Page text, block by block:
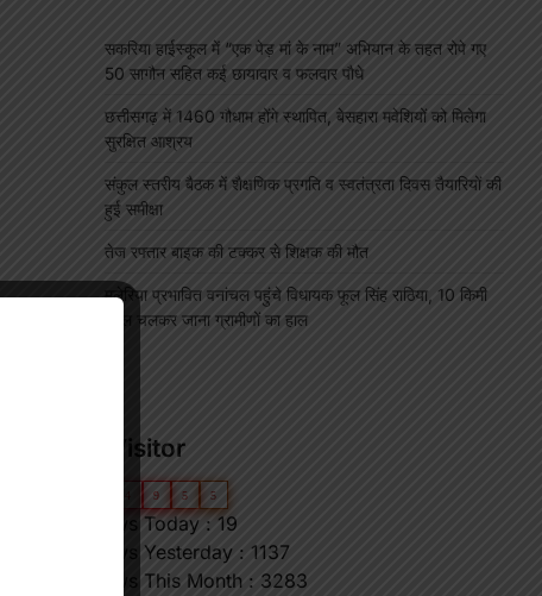
सकरिया हाईस्कूल में “एक पेड़ मां के नाम” अभियान के तहत रोपे गए
50 सागौन सहित कई छायादार व फलदार पौधे
छत्तीसगढ़ में 1460 गौधाम होंगे स्थापित, बेसहारा मवेशियों को मिलेगा
सुरक्षित आश्रय
संकुल स्तरीय बैठक में शैक्षणिक प्रगति व स्वतंत्रता दिवस तैयारियों की
हुई समीक्षा
तेज रफ्तार बाइक की टक्कर से शिक्षक की मौत
मलेरिया प्रभावित वनांचल पहुंचे विधायक फूल सिंह राठिया, 10 किमी
पैदल चलकर जाना ग्रामीणों का हाल
Our Visitor
9 5 5
Views Today : 19
Views Yesterday : 1137
Views This Month : 3283